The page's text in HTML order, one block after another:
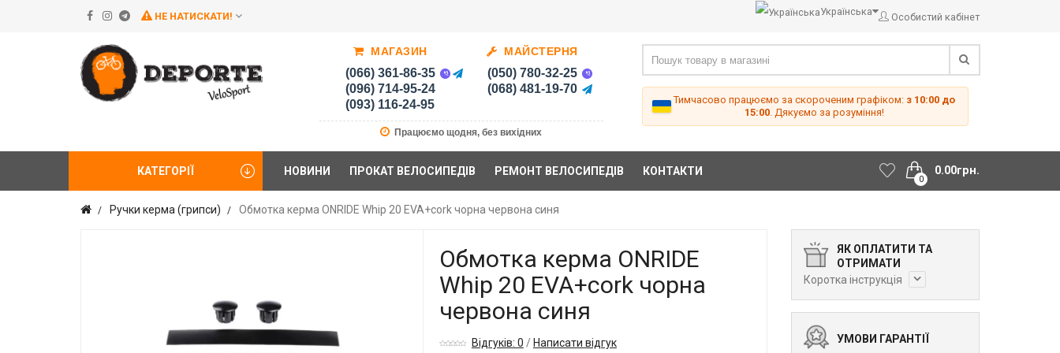
НЕ НАТИСКАТИ! Українська Особистий кабінет
МАГАЗИН
(066) 361-86-35
(096) 714-95-24
(093) 116-24-95
МАЙСТЕРНЯ
(050) 780-32-25
(068) 481-19-70
Працюємо щодня, без вихідних
Тимчасово працюємо за скороченим графіком: з 10:00 до
15:00. Дякуємо за розуміння!
0
0.00грн.
КАТЕГОРІЇ НОВИНИ ПРОКАТ ВЕЛОСИПЕДІВ РЕМОНТ ВЕЛОСИПЕДІВ КОНТАКТИ
Ручки керма (грипси) Обмотка керма ONRIDE Whip 20 EVA+cork чорна червона синя
Обмотка керма ONRIDE
Whip 20 EVA+cork чорна
червона синя
Відгуків: 0 / Написати відгук
ЯК ОПЛАТИТИ ТА
ОТРИМАТИ
Коротка інструкція
УМОВИ ГАРАНТІЇ